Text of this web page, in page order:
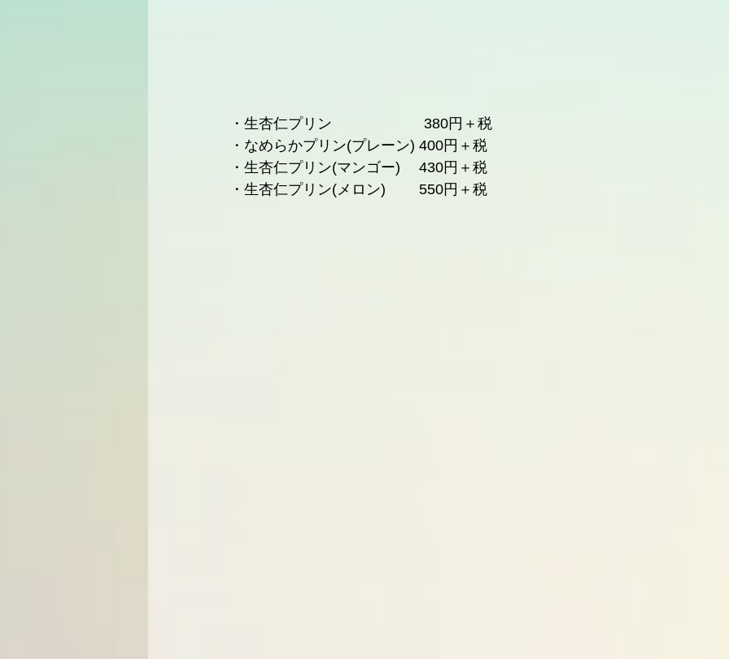
・生杏仁プリン 　　　　　　380円＋税
・なめらかプリン(プレーン) 400円＋税
・生杏仁プリン(マンゴー) 　430円＋税
・生杏仁プリン(メロン)　 　550円＋税